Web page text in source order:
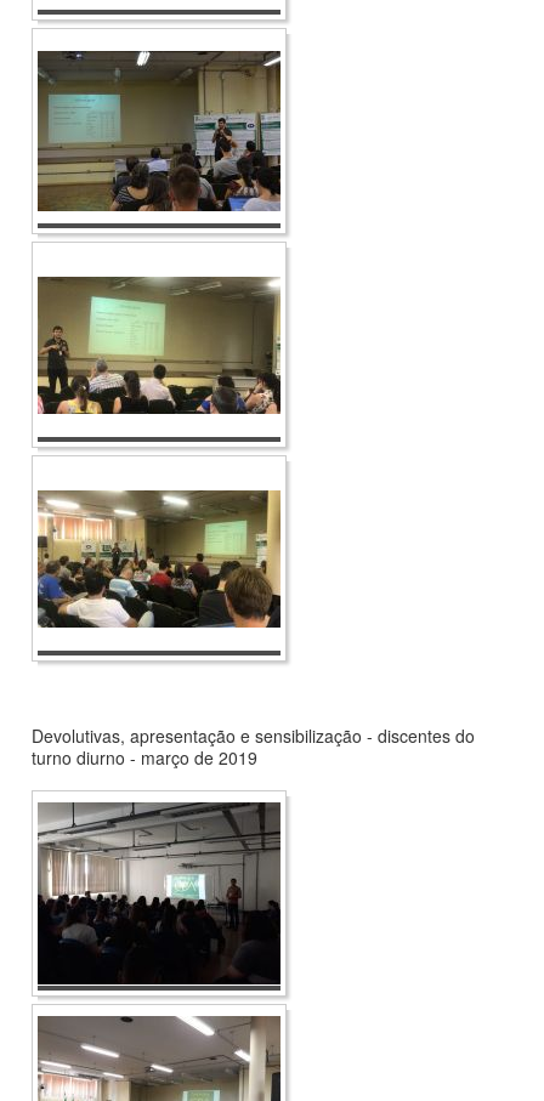
Devolutivas, apresentação e sensibilização - discentes do
turno diurno - março de 2019